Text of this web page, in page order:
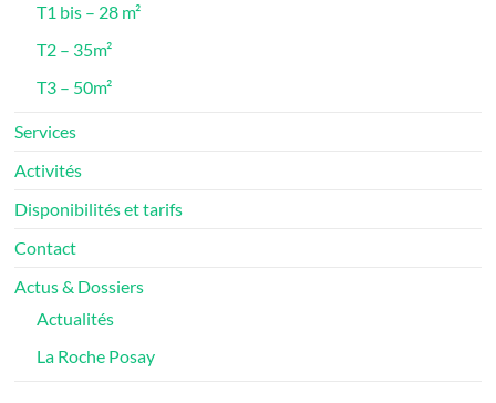
T1 bis – 28 m²
T2 – 35m²
T3 – 50m²
Services
Activités
Disponibilités et tarifs
Contact
Actus & Dossiers
Actualités
La Roche Posay